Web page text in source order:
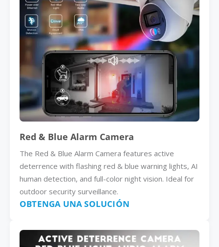
Red & Blue Alarm Camera
The Red & Blue Alarm Camera features active
deterrence with flashing red & blue warning lights, AI
human detection, and full-color night vision. Ideal for
outdoor security surveillance.
OBTENGA UNA SOLUCIÓN